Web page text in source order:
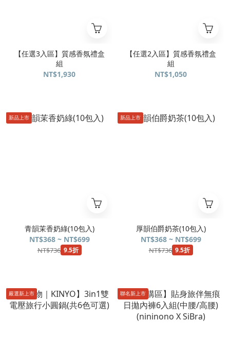
【任選3入區】質感香氛禮盒
組
NT$1,930
【任選2入區】質感香氛禮盒
組
NT$1,050
新品上市
青韻茉香奶綠(10包入)
NT$368 ~ NT$699
NT$736 9.5折
新品上市
厚韻伯爵奶茶(10包入)
NT$368 ~ NT$699
NT$736 9.5折
嚴選新上市 聯名新上市